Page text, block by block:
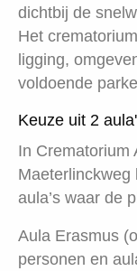
dichtbij de
Het
ligging,
voldoende
Keuze uit 2
In Crematorium
Maeterlinckweg
aula’s waar de
Aula Erasmus
personen en